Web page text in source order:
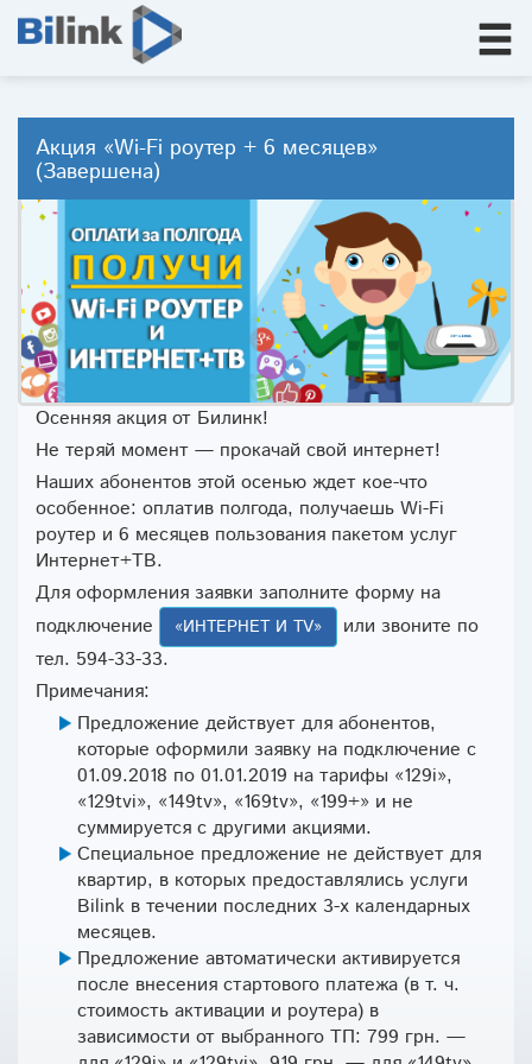
Акция «Wi-Fi роутер + 6 месяцев»
(Завершена)
Осенняя акция от Билинк!
Не теряй момент — прокачай свой интернет!
Наших абонентов этой осенью ждет кое-что
особенное: оплатив полгода, получаешь Wi-Fi
роутер и 6 месяцев пользования пакетом услуг
Интернет+ТВ.
Для оформления заявки заполните форму на
подключение
«ИНТЕРНЕТ И TV»
или звоните по
тел. 594-33-33.
Примечания:
Предложение действует для абонентов,
которые оформили заявку на подключение с
01.09.2018 по 01.01.2019 на тарифы «129i»,
«129tvi», «149tv», «169tv», «199+» и не
суммируется с другими акциями.
Специальное предложение не действует для
квартир, в которых предоставлялись услуги
Bilink в течении последних 3-х календарных
месяцев.
Предложение автоматически активируется
после внесения стартового платежа (в т. ч.
стоимость активации и роутера) в
зависимости от выбранного ТП: 799 грн. —